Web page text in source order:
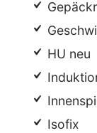
HU neu
Isofix